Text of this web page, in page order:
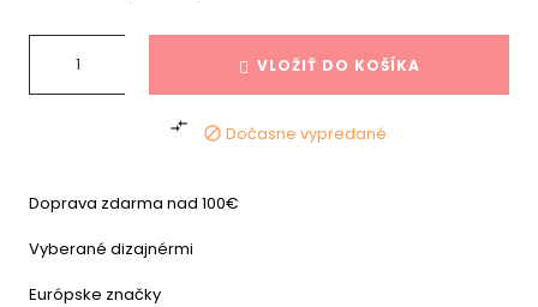
VLOŽIŤ DO KOŠÍKA
  Dočasne vypredané
Doprava zdarma nad 100€
Vyberané dizajnérmi
Európske značky